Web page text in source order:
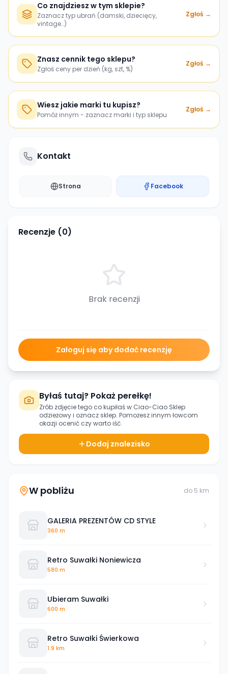
Co znajdziesz w tym sklepie?
Zaznacz typ ubrań (damski, dziecięcy,
vintage…)
Zgłoś →
Znasz cennik tego sklepu?
Zgłoś ceny per dzień (kg, szt, %)
Zgłoś →
Wiesz jakie marki tu kupisz?
Pomóż innym - zaznacz marki i typ sklepu
Zgłoś →
Kontakt
Strona Facebook
Recenzje (0)
Brak recenzji
Zaloguj się aby dodać recenzję
Byłaś tutaj? Pokaż perełkę!
Zrób zdjęcie tego co kupiłaś w Ciao-Ciao Sklep
odzieżowyi oznacz sklep. Pomożesz innym łowcom
okazji ocenić czy warto iść.
Dodaj znalezisko
W pobliżu do 5 km
GALERIA PREZENTÓW CD STYLE
360 m
Retro Suwałki Noniewicza
580 m
Ubieram Suwałki
600 m
Retro Suwałki Świerkowa
1.9 km